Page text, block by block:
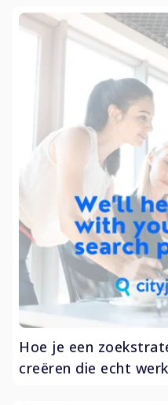
Hoe je een
creëren die echt